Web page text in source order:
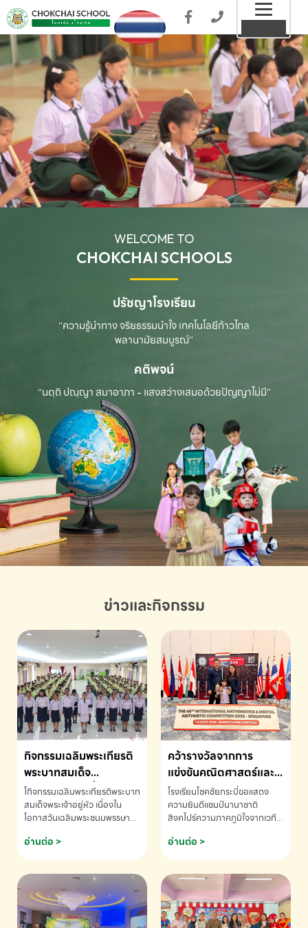
WELCOME TO
CHOKCHAI SCHOOLS
ปรัชญาโรงเรียน
“ความรู้นำทาง จริยธรรมนำใจ เทคโนโลยีก้าวไกล
พลานามัยสมบูรณ์”
คติพจน์
“นตฺถิ ปณฺญา สมาอาภา - แสงสว่างเสมอด้วยปัญญาไม่มี”
ข่าวและกิจกรรม
กิจกรรมเฉลิมพระเกียรติ
พระบาทสมเด็จ
พระเจ้าอยู่หัว เนื่องใน
โอกาสวันเฉลิม
พระชนมพรรษา
โกิจกรรมเฉลิมพระเกียรติพระบาท
สมเด็จพระเจ้าอยู่หัว เนื่องใน
โอกาสวันเฉลิมพระชนมพรรษา
ข้อมูลเพิ่มเติม โทร. 075-691910
อ่านต่อ >
คว้ารางวัลจากการ
แข่งขันคณิตศาสตร์และ
คณิตคิดเร็วนานาชาติ
ครั้งที่ 46 ประจำปี 2569
ณ ประเทศสิงคโปร์
โรงเรียนโชคชัยกระบี่ขอแสดง
ความยินดีแชมป์นานาชาติ
สิงคโปร์ความภาคภูมิใจจากเวที
ด.ช.พัทธนันท์ พรหมพันธ์ ชั้น
อนุบาล EP K3 โรงเรียนโชคชัย
แข่งขันคณิตศาสตร์และคณิตคิด
เร็วนานาชาติ ครั้งที่ 46 ประจำปี
2569 ณ ประเทศสิงคโปร์
INTERNATIONAL
อ่านต่อ >